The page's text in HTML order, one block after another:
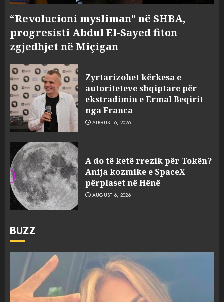
“Revolucioni mysliman” në SHBA,
progresisti Abdul El-Sayed fiton
zgjedhjet në Miçigan
Zyrtarizohet kërkesa e
autoriteteve shqiptare për
ekstradimin e Ermal Beqirit
nga Franca
AUGUST 6, 2026
A do të ketë rrezik për Tokën?
Anija kozmike e SpaceX
përplaset në Hënë
AUGUST 6, 2026
BUZZ